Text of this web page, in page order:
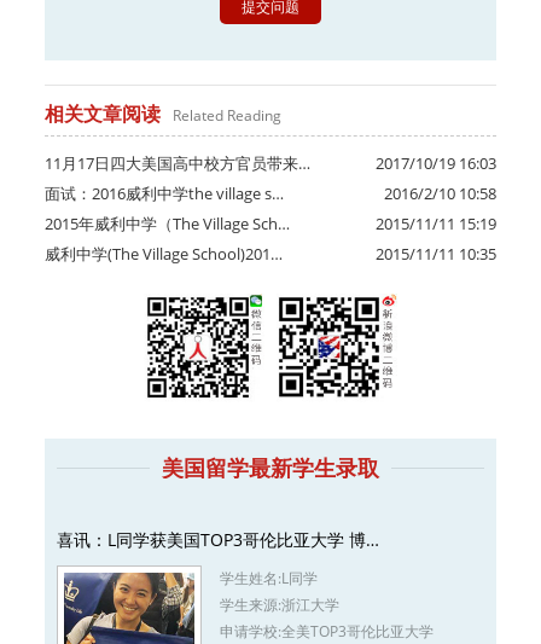
相关文章阅读 Related Reading
2017/10/19 16:03
11月17日四大美国高中校方官员带来…
2016/2/10 10:58
面试：2016威利中学the village s…
2015/11/11 15:19
2015年威利中学（The Village Sch…
2015/11/11 10:35
威利中学(The Village School)201…
美国留学最新学生录取
喜讯：L同学获美国TOP3哥伦比亚大学 博…
学生姓名:L同学
学生来源:浙江大学
申请学校:全美TOP3哥伦比亚大学